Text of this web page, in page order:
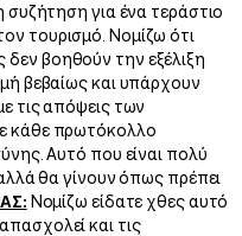
συζήτηση για ένα τεράστιο
τουρισμό. Νομίζω ότι
βοηθούν την εξέλιξη
βεβαίως και υπάρχουν
τις απόψεις των
κάθε πρωτόκολλο
Αυτό που είναι πολύ
θα γίνουν όπως πρέπει
Νομίζω είδατε χθες αυτό
και τις